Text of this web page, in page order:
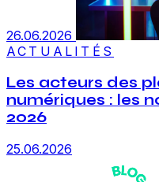
26.06.2026
ACTUALITÉS
Les acteurs des
numériques : les
2026
25.06.2026